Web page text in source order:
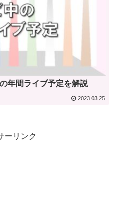
年間ライブ予定を解説
2023.03.25
ーリンク